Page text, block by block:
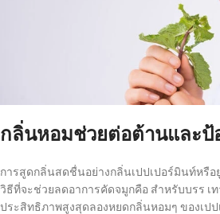
กลิ่นหอมช่วยต่อต้านและป้
การสูดกลิ่นสดชื่นอย่างกลิ่นเปปเปอร์มินท์หรื
วิธีที่จะช่วยลดอาการคัดจมูกคือ สำหรับบรร เท
ประสิทธิภาพสูงสุดลองหยดกลิ่นหอมๆ ของเป